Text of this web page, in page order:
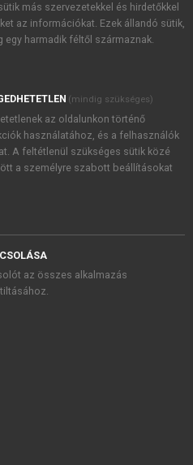
akcióiról.
Kiadó Zrt. újdonságairól,
foglaltakat tudomásul
, valamint a szotar.netés a
foglaltakat
más szervezetekkel és hirdetőkkel
az információkat. Ezek állandó sütik,
egy harmadik féltől származnak.
(mindig szükséges)
az oldalunkon történő
használatához, és a felhasználók
A feltétlenül szükséges sütik közé
a személyre szabott beállításokat
az összes alkalmazás